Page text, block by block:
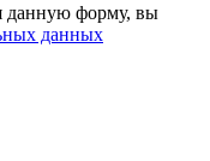
данную форму, вы
данных